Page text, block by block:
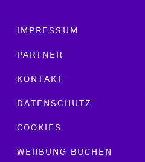
Footer menu
IMPRESSUM
PARTNER
KONTAKT
DATENSCHUTZ
COOKIES
WERBUNG BUCHEN